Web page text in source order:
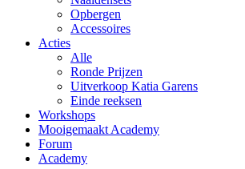
Opbergen
Accessoires
Acties
Alle
Ronde Prijzen
Uitverkoop Katia Garens
Einde reeksen
Workshops
Mooigemaakt Academy
Forum
Academy